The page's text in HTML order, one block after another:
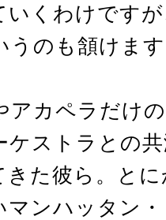
いくわけです
うのも頷けま
アカペラだけ
ケストラとの
きた彼ら。と
マンハッタン